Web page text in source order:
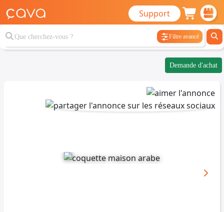
Support
Filtre avancé
Demande d'achat